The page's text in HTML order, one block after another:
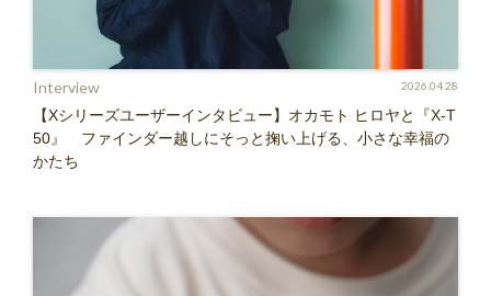
Interview 2026.04.28
【Xシリーズユーザーインタビュー】オカモト ヒロヤと『X-T
50』 ファインダー越しにそっと掬い上げる、小さな幸福の
かたち